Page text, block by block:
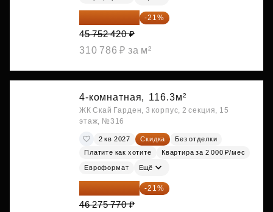
36 144 412 ₽ -21%
45 752 420 ₽
310 786 ₽ за м²
4-комнатная, 116.3м²
ЖК Скай Гарден, 3 корпус, 2 секция, 15
этаж, №316
2 кв 2027 Скидка
Без отделки
Платите как хотите
Квартира за 2 000 ₽/мес
Евроформат Ещё
36 557 858 ₽ -21%
46 275 770 ₽